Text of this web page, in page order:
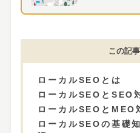
この記
ローカルSEOとは
ローカルSEOとSEO
ローカルSEOとMEO
ローカルSEOの基礎